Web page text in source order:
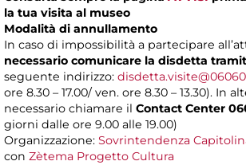
la tua visita al museo
Modalità di annullamento
In caso di impossibilità a partecipare
necessario comunicare la disdetta
seguente indirizzo:
ore 8.30 – 17.00/ ven. ore 8.30 – 13.30). In
necessario chiamare il Contact Center
giorni dalle ore 9.00 alle 19.00)
Organizzazione: Sovrintendenza
con Zètema Progetto Cultura